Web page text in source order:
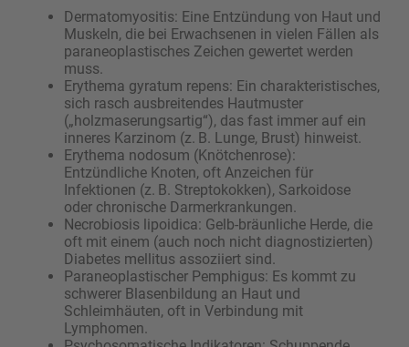
Dermatomyositis: Eine Entzündung von Haut und
Muskeln, die bei Erwachsenen in vielen Fällen als
paraneoplastisches Zeichen gewertet werden
muss.
Erythema gyratum repens: Ein charakteristisches,
sich rasch ausbreitendes Hautmuster
(„holzmaserungsartig“), das fast immer auf ein
inneres Karzinom (z. B. Lunge, Brust) hinweist.
Erythema nodosum (Knötchenrose):
Entzündliche Knoten, oft Anzeichen für
Infektionen (z. B. Streptokokken), Sarkoidose
oder chronische Darmerkrankungen.
Necrobiosis lipoidica: Gelb-bräunliche Herde, die
oft mit einem (auch noch nicht diagnostizierten)
Diabetes mellitus assoziiert sind.
Paraneoplastischer Pemphigus: Es kommt zu
schwerer Blasenbildung an Haut und
Schleimhäuten, oft in Verbindung mit
Lymphomen.